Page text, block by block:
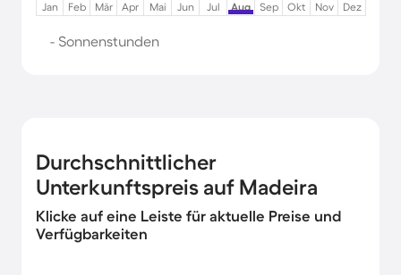
Jan Feb Mär Apr Mai Jun Jul Aug Sep Okt Nov Dez
- Sonnenstunden
Durchschnittlicher
Unterkunftspreis auf Madeira
Klicke auf eine Leiste für aktuelle Preise und
Verfügbarkeiten